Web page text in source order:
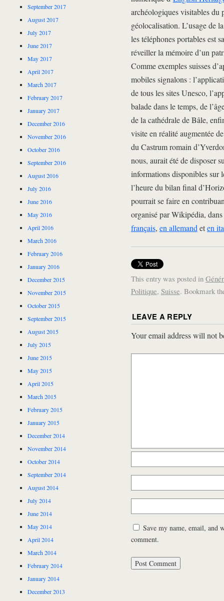
archéologiques visitables du
géolocalisation. L’usage de
les téléphones portables est
réveiller la mémoire d’un
Comme exemples suisses
mobiles signalons :
de tous les sites Unesco,
balade dans le temps, de
de la cathédrale de Bâle,
visite en réalité augmentée
du Castrum romain
nous, aurait été de disposer
informations disponibles sur
l’heure du bilan final
pourrait se faire en
organisé par Wikipédia,
français, en allemand eten
This entry was posted in
Politique, Suisse. Bookmark
LEAVE A REPLY
Your email address will not
Save my name, email, and
comment.
September 2017
August 2017
July 2017
June 2017
May 2017
April 2017
March 2017
February 2017
January 2017
December 2016
November 2016
October 2016
September 2016
August 2016
July 2016
June 2016
May 2016
April 2016
March 2016
February 2016
January 2016
December 2015
November 2015
October 2015
September 2015
August 2015
July 2015
June 2015
May 2015
April 2015
March 2015
February 2015
January 2015
December 2014
November 2014
October 2014
September 2014
August 2014
July 2014
June 2014
May 2014
April 2014
March 2014
February 2014
January 2014
December 2013